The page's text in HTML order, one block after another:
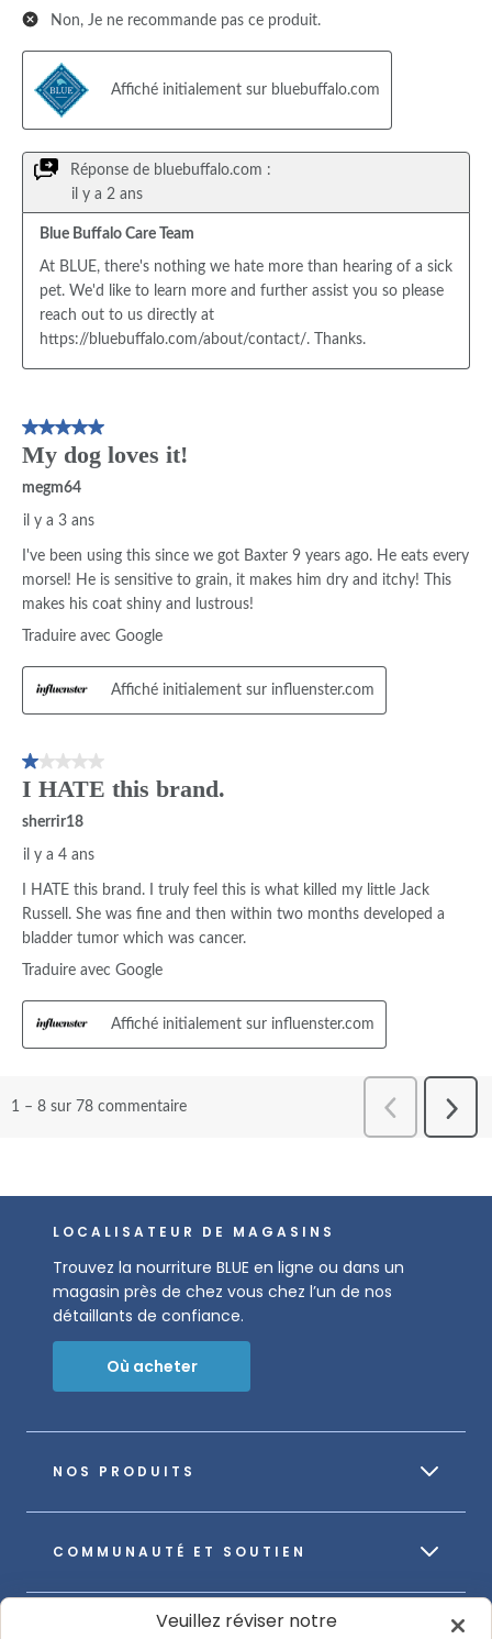
NOS PRODUITS
COMMUNAUTÉ ET SOUTIEN
À PROPOS DE NOTRE ENTREPRISE
LOCALISATEUR DE MAGASINS
Trouvez la nourriture BLUE en ligne ou dans un
magasin près de chez vous chez l’un de nos
détaillants de confiance.
Où acheter
Veuillez réviser notre